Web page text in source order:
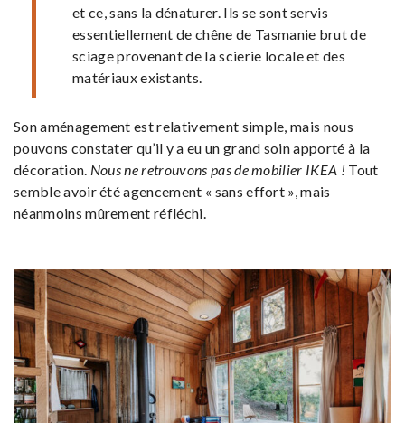
et ce, sans la dénaturer. Ils se sont servis
essentiellement de chêne de Tasmanie brut de
sciage provenant de la scierie locale et des
matériaux existants.
Son aménagement est relativement simple, mais nous
pouvons constater qu’il y a eu un grand soin apporté à la
décoration. Nous ne retrouvons pas de mobilier IKEA ! Tout
semble avoir été agencement « sans effort », mais
néanmoins mûrement réfléchi.